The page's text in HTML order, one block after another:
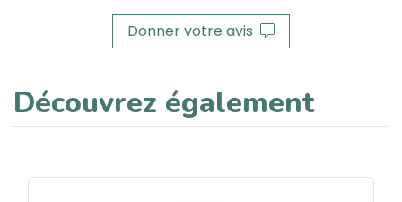
Donner votre avis
Découvrez également